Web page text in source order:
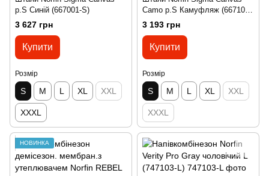
p.S Синій (667001-S)
3 627 грн
Купити
Розмір
S M L XL XXL
XXXL
Camo p.S Камуфляж (667101-
S)
3 193 грн
Купити
Розмір
S M L XL XXL
XXXL
НОВИНКА